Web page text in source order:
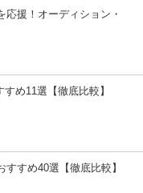
応援！オーディション・
め11選【徹底比較】
すめ40選【徹底比較】